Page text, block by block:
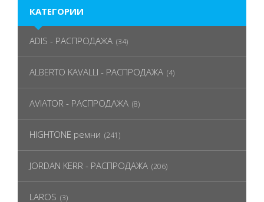
КАТЕГОРИИ
ADIS - РАСПРОДАЖА (34)
ALBERTO KAVALLI - РАСПРОДАЖА (4)
AVIATOR - РАСПРОДАЖА (8)
HIGHTONE ремни (241)
JORDAN KERR - РАСПРОДАЖА (206)
LAROS (3)